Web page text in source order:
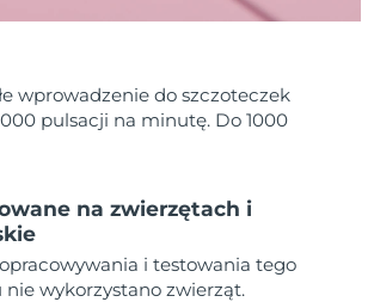
wprowadzenie do szczoteczek
pulsacji na minutę. Do 1000
na zwierzętach i
i testowania tego
wykorzystano zwierząt.